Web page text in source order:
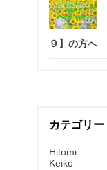
９】の方へ
カテゴリー
Hitomi
Keiko